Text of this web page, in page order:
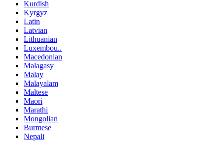
Kurdish
Kyrgyz
Latin
Latvian
Lithuanian
Luxembou..
Macedonian
Malagasy
Malay
Malayalam
Maltese
Maori
Marathi
Mongolian
Burmese
Nepali